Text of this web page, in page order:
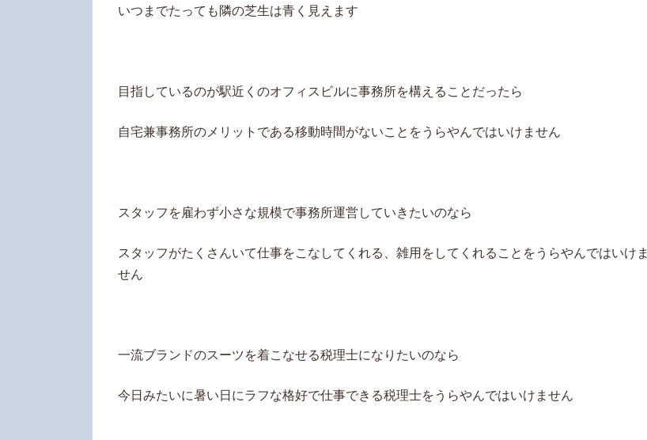
いつまでたっても隣の芝生は青く見えます
目指しているのが駅近くのオフィスビルに事務所を構えることだったら
自宅兼事務所のメリットである移動時間がないことをうらやんではいけません
スタッフを雇わず小さな規模で事務所運営していきたいのなら
スタッフがたくさんいて仕事をこなしてくれる、雑用をしてくれることをうらやんではいけま
せん
一流ブランドのスーツを着こなせる税理士になりたいのなら
今日みたいに暑い日にラフな格好で仕事できる税理士をうらやんではいけません